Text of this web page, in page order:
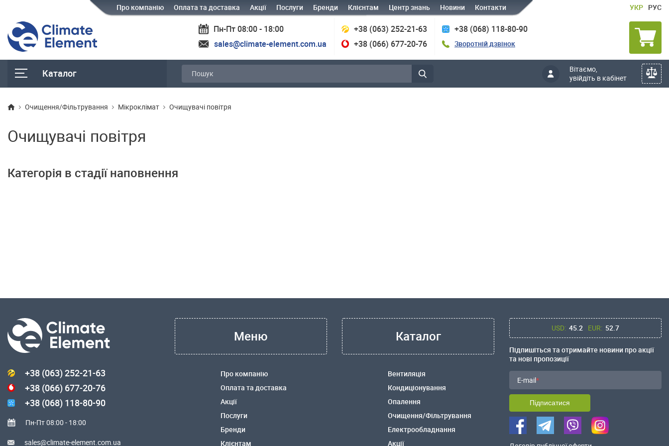
Про компанію Оплата та доставка Акції Послуги Бренди Клієнтам Центр знань Новини Контакти УКР РУС
Пн-Пт 08:00 - 18:00
sales@climate-element.com.ua
+38 (063) 252-21-63
+38 (066) 677-20-76
+38 (068) 118-80-90
Зворотній дзвінок
Каталог
Вітаємо,
увійдіть в кабінет
Очищення/Фільтрування Мікроклімат Очищувачі повітря
Очищувачі повітря
Категорія в стадії наповнення
+38 (063) 252-21-63
+38 (066) 677-20-76
+38 (068) 118-80-90
Пн-Пт 08:00 - 18:00
sales@climate-element.com.ua
Меню
Про компанію
Оплата та доставка
Акції
Послуги
Бренди
Клієнтам
Каталог
Вентиляція
Кондиціонування
Опалення
Очищення/Фільтрування
Електрообладнання
Акції
USD: 45.2 EUR: 52.7
Підпишіться та отримайте новини про акції
та нові пропозиції
E-mail
Підписатися